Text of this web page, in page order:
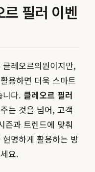
필러 이벤
레오르의원이지만,
용하면 더욱 스마트
니다. 클레오르 필러
는 것을 넘어, 고객
즌과 트렌드에 맞춰
명하게 활용하는 방
요.